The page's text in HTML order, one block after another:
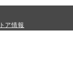
ア情報